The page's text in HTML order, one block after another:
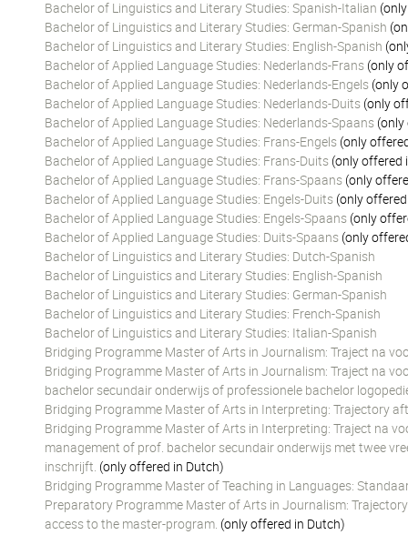
Bachelor of Linguistics and Literary Studies: Spanish-Italian
Bachelor of Linguistics and Literary Studies: German-Spanish
Bachelor of Linguistics and Literary Studies: English-Spanish
Bachelor of Applied Language Studies: Nederlands-Frans (only
Bachelor of Applied Language Studies: Nederlands-Engels (only
Bachelor of Applied Language Studies: Nederlands-Duits (only
Bachelor of Applied Language Studies: Nederlands-Spaans (only
Bachelor of Applied Language Studies: Frans-Engels (only
Bachelor of Applied Language Studies: Frans-Duits (only offered
Bachelor of Applied Language Studies: Frans-Spaans (only
Bachelor of Applied Language Studies: Engels-Duits (only
Bachelor of Applied Language Studies: Engels-Spaans (only
Bachelor of Applied Language Studies: Duits-Spaans (only
Bachelor of Linguistics and Literary Studies: Dutch-Spanish
Bachelor of Linguistics and Literary Studies: English-Spanish
Bachelor of Linguistics and Literary Studies: German-Spanish
Bachelor of Linguistics and Literary Studies: French-Spanish
Bachelor of Linguistics and Literary Studies: Italian-Spanish
Bridging Programme Master of Arts in Journalism: Traject na
Bridging Programme Master of Arts in Journalism: Traject na
bachelor secundair onderwijs of professionele bachelor
Bridging Programme Master of Arts in Interpreting: Trajectory
Bridging Programme Master of Arts in Interpreting: Traject na
management of prof. bachelor secundair onderwijs met twee
inschrijft. (only offered in Dutch)
Bridging Programme Master of Teaching in Languages:
Preparatory Programme Master of Arts in Journalism:
access to the master-program. (only offered in Dutch)